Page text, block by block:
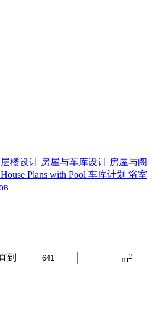
楼设计 房屋与车库设计 房屋与阁
House Plans with Pool 车库计划 浴室
到 m2